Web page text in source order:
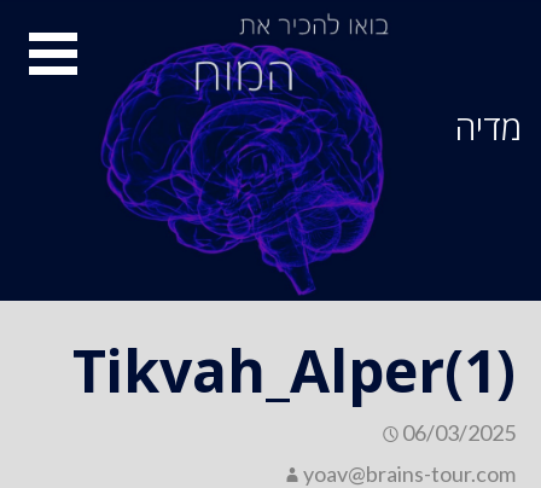
מדיה
Tikvah_Alper(1)
06/03/2025
yoav@brains-tour.com